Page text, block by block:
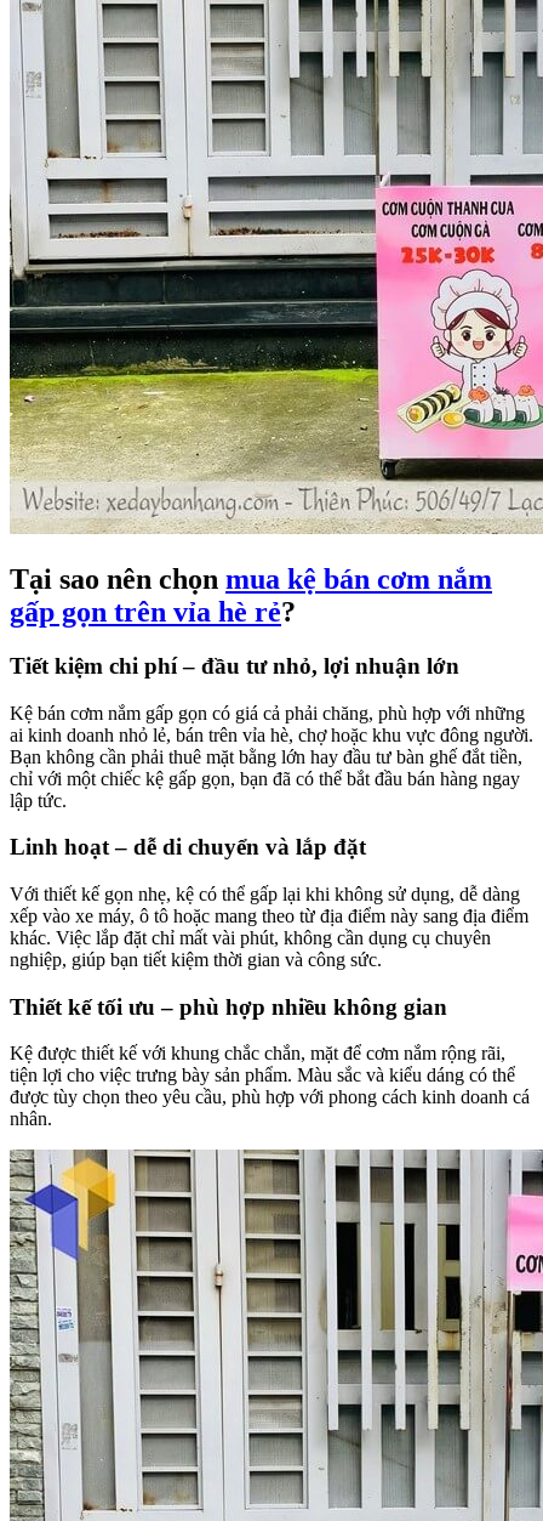
Tại sao nên chọn mua kệ bán cơm nắm
gấp gọn trên vỉa hè rẻ?
Tiết kiệm chi phí – đầu tư nhỏ, lợi nhuận lớn
Kệ bán cơm nắm gấp gọn có giá cả phải chăng, phù hợp với những
ai kinh doanh nhỏ lẻ, bán trên vỉa hè, chợ hoặc khu vực đông người.
Bạn không cần phải thuê mặt bằng lớn hay đầu tư bàn ghế đắt tiền,
chỉ với một chiếc kệ gấp gọn, bạn đã có thể bắt đầu bán hàng ngay
lập tức.
Linh hoạt – dễ di chuyển và lắp đặt
Với thiết kế gọn nhẹ, kệ có thể gấp lại khi không sử dụng, dễ dàng
xếp vào xe máy, ô tô hoặc mang theo từ địa điểm này sang địa điểm
khác. Việc lắp đặt chỉ mất vài phút, không cần dụng cụ chuyên
nghiệp, giúp bạn tiết kiệm thời gian và công sức.
Thiết kế tối ưu – phù hợp nhiều không gian
Kệ được thiết kế với khung chắc chắn, mặt để cơm nắm rộng rãi,
tiện lợi cho việc trưng bày sản phẩm. Màu sắc và kiểu dáng có thể
được tùy chọn theo yêu cầu, phù hợp với phong cách kinh doanh cá
nhân.